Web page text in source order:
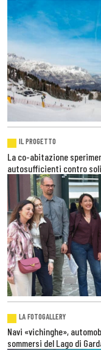
IL PROGETTO
La co-abitazione
autosufficienti contro
LA FOTOGALLERY
Navi «vichinghe»,
sommersi del Lago di